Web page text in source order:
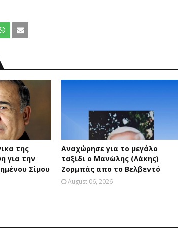
της
για την
Σίμου
Αναχώρησε για το μεγάλο
ταξίδι ο Μανώλης (Λάκης)
Ζορμπάς απο το Βελβεντό
August 06, 2026